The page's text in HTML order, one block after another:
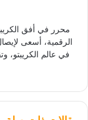
محرر في أفق
الرقمية، أسعى
في عالم الكريبتو،